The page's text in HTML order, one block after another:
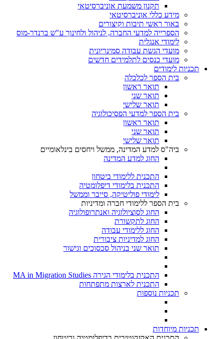
תקנון משמעת אוניברסיטאי
מידע כללי אוניברסיטאי
באור ראשי תיבות וקיצורים
הספרייה למדעי החברה, לניהול ולחינוך ע"ש ברנדר-מוס
לימודי אנגלית
מועדי הגשת עבודה סמינריונית
מועדי כנסים לתלמידים חדשים
תכניות לימודים
בית הספר לכלכלה
תואר ראשון
תואר שני
תואר שלישי
בית הספר למדעי הפסיכולוגיה
תואר ראשון
תואר שני
תואר שלישי
ביה"ס למדע המדינה, ממשל ויחסים בינלאומיים
החוג למדע המדינה
התכנית ללימודי ביטחון
התכנית בלימודי דיפלומטיה
לימודי פוליטיקה, סייבר וממשל
בית הספר ללימודי חברה ומדיניות
החוג לסוציולוגיה ואנתרופולוגיה
החוג לתקשורת
החוג ללימודי עבודה
החוג למדיניות ציבורית
תואר שני בניהול סכסוכים וגישור
התכנית בלימודי הגירה MA in Migration Studies​
התכנית לארצות מתפתחות
תכניות נוספות
תכניות מיוחדות